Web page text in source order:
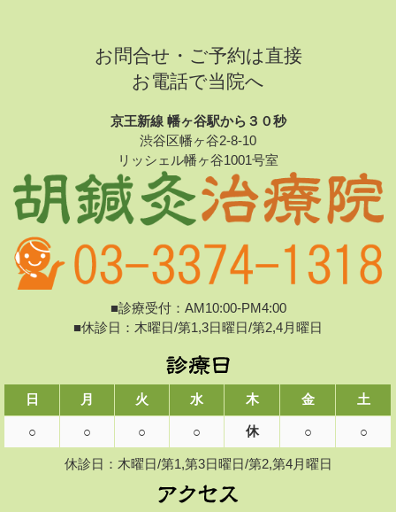
お問合せ・ご予約は直接
お電話で当院へ
京王新線 幡ヶ谷駅から３０秒
渋谷区幡ヶ谷2-8-10
リッシェル幡ヶ谷1001号室
■診療受付：AM10:00-PM4:00
■休診日：木曜日/第1,3日曜日/第2,4月曜日
日 月 火 水 木 金 土
○ ○ ○ ○ 休 ○ ○
休診日：木曜日/第1,第3日曜日/第2,第4月曜日